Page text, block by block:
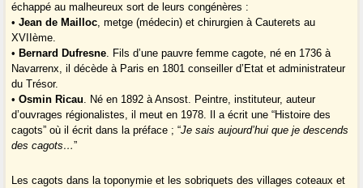
échappé au malheureux sort de leurs congénères :
•Jean de Mailloc, metge (médecin) et chirurgien à Cauterets au
XVIIème.
• Bernard Dufresne. Fils d’une pauvre femme cagote, né en 1736 à
Navarrenx, il décède à Paris en 1801 conseiller d’Etat et administrateur
du Trésor.
•Osmin Ricau. Né en 1892 à Ansost. Peintre, instituteur, auteur
d’ouvrages régionalistes, il meut en 1978. Il a écrit une “Histoire des
cagots” où il écrit dans la préface ; “Je sais aujourd’hui que je descends
des cagots…”
Les cagots dans la toponymie et les sobriquets des villages coteaux et